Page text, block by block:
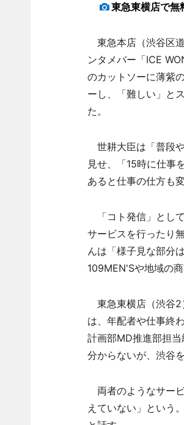
東急東横店で無
東急本店（渋谷区
ンタメバー「ICE
のカットソーに薄紫
ーし、「難しい」と
た。
世耕大臣は「普段
見せ、「15時に仕事
あると仕事の仕方も
「コト発信」とし
サービスを行ったり
んは「様子見な部分
109MEN'Sや地域の
東急東横店（渋谷2
は、年配者や仕事終
計画部MD推進部担
分からないが、渋谷
両者のようなサー
えていない」という